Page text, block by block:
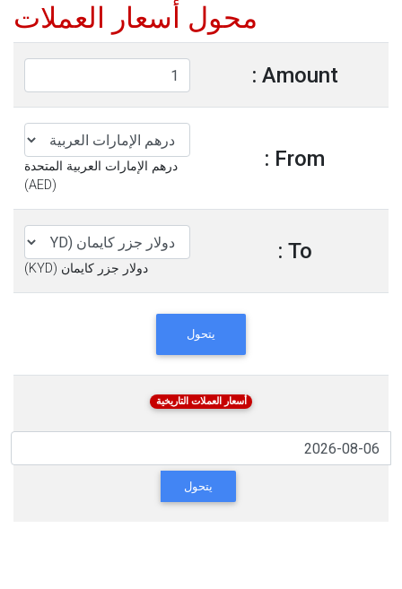
محول أسعار العملات
Amount :
From :
درهم الإمارات العربية المتحدة
(AED)
To :
دولار جزر كايمان (KYD)
يتحول
أسعار العملات التاريخية
يتحول